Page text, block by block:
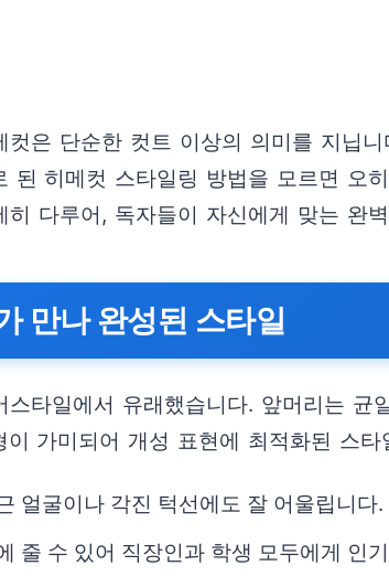
은 단순한 컷트 이상의 의미를 지닙
된 히메컷 스타일링 방법을 모르면 오
다루어, 독자들이 자신에게 맞는 완
만나 완성된 스타일
타일에서 유래했습니다. 앞머리는
가미되어 개성 표현에 최적화된 스
얼굴이나 각진 턱선에도 잘 어울립니다.
줄 수 있어 직장인과 학생 모두에게 인